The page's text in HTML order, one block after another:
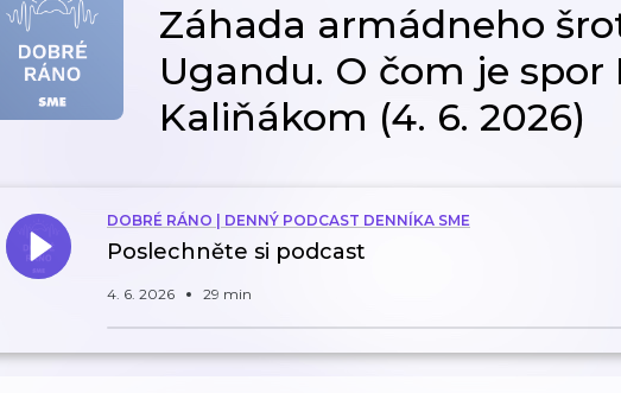
Záhada armádneho
Ugandu. O čom je spor
Kaliňákom (4. 6. 2026)
DOBRÉ RÁNO | DENNÝ PODCAST DENNÍKA SME
Poslechněte si podcast
4. 6. 2026 29 min